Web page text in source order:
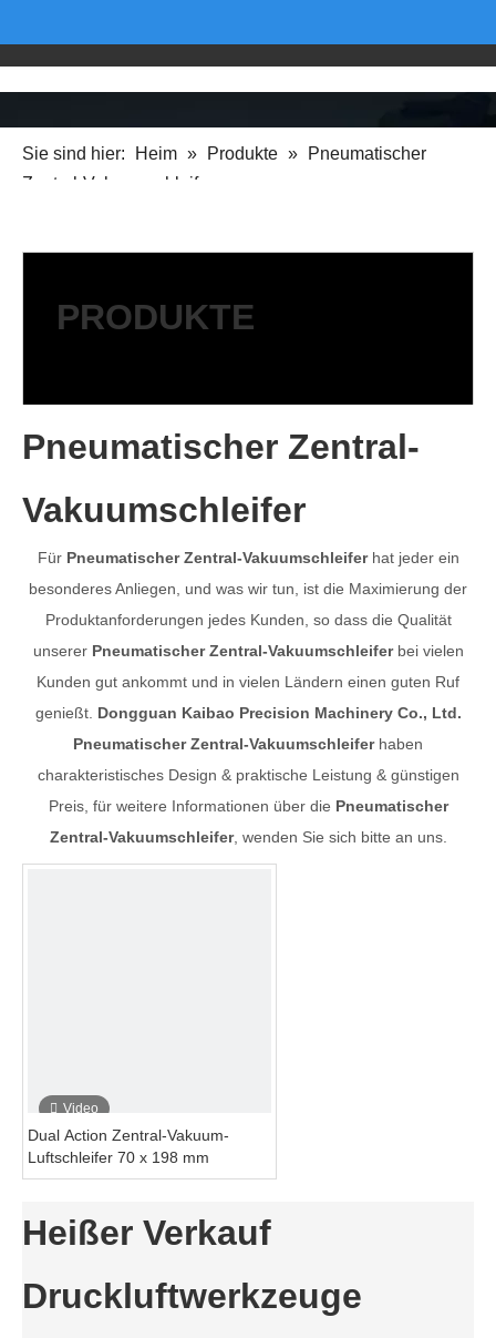
Sie sind hier: Heim » Produkte »
Pneumatischer
Zentral-Vakuumschleifer
PRODUKTE
Pneumatischer Zentral-
Vakuumschleifer
Für Pneumatischer Zentral-Vakuumschleiferhat jeder ein
besonderes Anliegen, und was wir tun, ist die Maximierung der
Produktanforderungen jedes Kunden, so dass die Qualität
unserer Pneumatischer Zentral-Vakuumschleiferbei vielen
Kunden gut ankommt und in vielen Ländern einen guten Ruf
genießt. Dongguan Kaibao Precision Machinery Co., Ltd.
Pneumatischer Zentral-Vakuumschleiferhaben
charakteristisches Design & praktische Leistung & günstigen
Preis, für weitere Informationen über die Pneumatischer
Zentral-Vakuumschleifer, wenden Sie sich bitte an uns.
Video
Dual Action Zentral-Vakuum-
Luftschleifer 70 x 198 mm
Heißer Verkauf
Druckluftwerkzeuge